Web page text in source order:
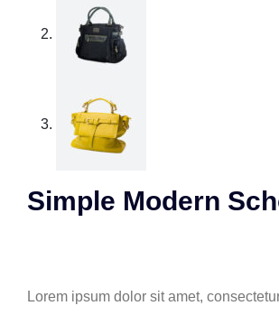
Simple Modern
Lorem ipsum dolor sit amet,